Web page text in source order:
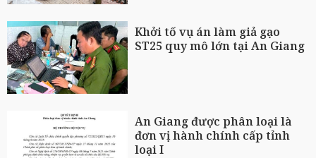
Khởi tố vụ án làm giả gạo
ST25 quy mô lớn tại An Giang
An Giang được phân loại là
đơn vị hành chính cấp tỉnh
loại I